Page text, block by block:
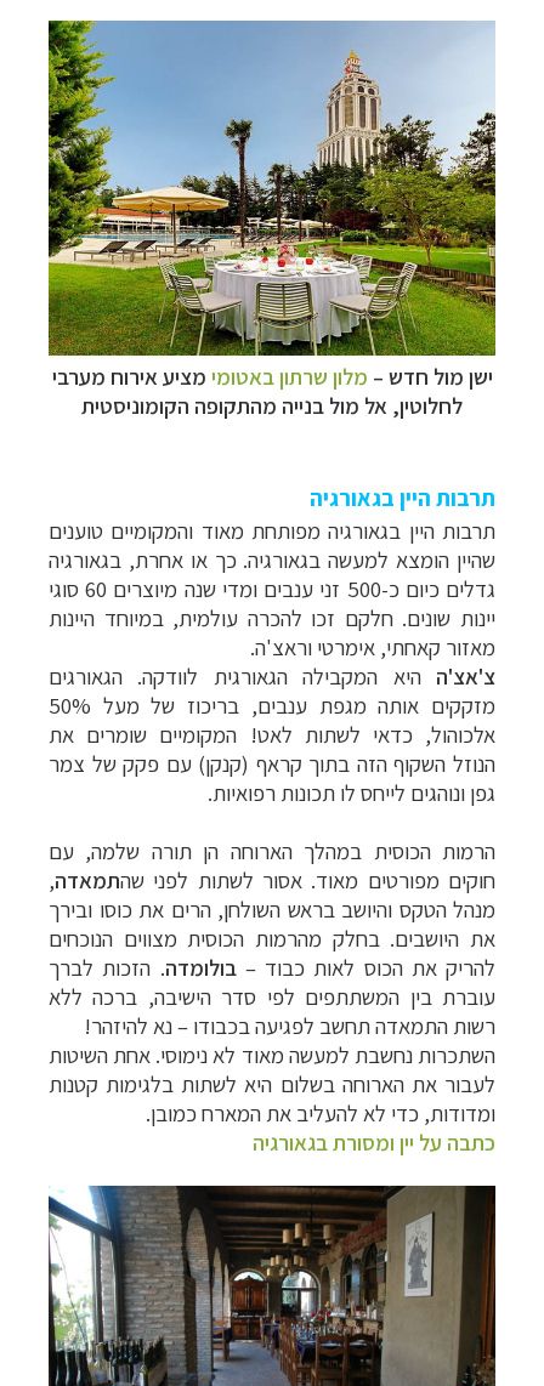
ישן מול חדש – מלון שרתון באטומי מציע אירוח מערבי
לחלוטין, אל מול בנייה מהתקופה הקומוניסטית
תרבות היין בגאורגיה
תרבות היין בגאורגיה מפותחת מאוד והמקומיים טוענים
שהיין הומצא למעשה בגאורגיה. כך או אחרת, בגאורגיה
גדלים כיום כ-500 זני ענבים ומדי שנה מיוצרים 60 סוגי
יינות שונים. חלקם זכו להכרה עולמית, במיוחד היינות
מאזור קאחתי, אימרטי וראצ'ה.
צ'אצ'ה היא המקבילה הגאורגית לוודקה. הגאורגים
מזקקים אותה מגפת ענבים, בריכוז של מעל 50%
אלכוהול, כדאי לשתות לאט! המקומיים שומרים את
הנוזל השקוף הזה בתוך קראף (קנקן) עם פקק של צמר
גפן ונוהגים לייחס לו תכונות רפואיות.
הרמות הכוסית במהלך הארוחה הן תורה שלמה, עם
חוקים מפורטים מאוד. אסור לשתות לפני שהתמאדה,
מנהל הטקס והיושב בראש השולחן, הרים את כוסו ובירך
את היושבים. בחלק מהרמות הכוסית מצווים הנוכחים
להריק את הכוס לאות כבוד– בולומדה. הזכות לברך
עוברת בין המשתתפים לפי סדר הישיבה, ברכה ללא
רשות התמאדה תחשב לפגיעה בכבודו –נא להיזהר!
השתכרות נחשבת למעשה מאוד לא נימוסי. אחת השיטות
לעבור את הארוחה בשלום היא לשתות בלגימות קטנות
ומדודות, כדי לא להעליב את המארח כמובן.
כתבה על יין ומסורת בגאורגיה